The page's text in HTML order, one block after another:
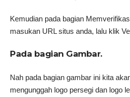
Kemudian pada bagian
masukan URL situs anda, lalu klik
Pada bagian Gambar.
Nah pada bagian gambar ini kita
mengunggah logo persegi dan logo